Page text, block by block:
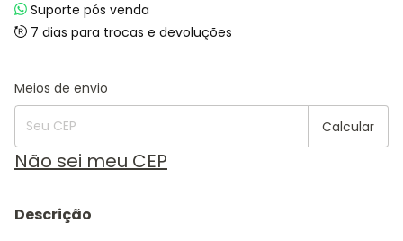
Suporte pós venda
7 dias para trocas e devoluções
Entregas para o CEP:
Meios de envio
Calcular
Não sei meu CEP
Descrição